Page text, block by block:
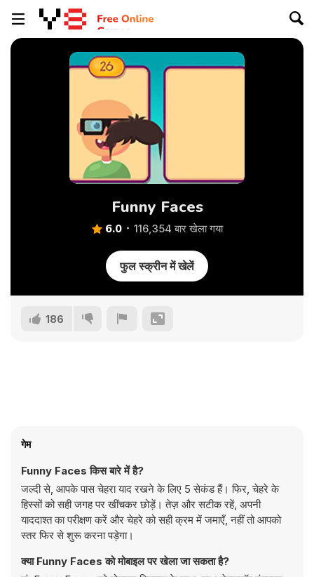
Funny Faces
6.0 116,354 बार खेला गया
फुल स्क्रीन में खेलें
186
गेम
Funny Faces किस बारे में है?
जल्दी से, आपके पास चेहरा याद रखने के लिए 5 सेकंड हैं। फिर, चेहरे के
हिस्सों को सही जगह पर खींचकर छोड़ें। तेज़ और सटीक रहें, अपनी
याददाश्त का परीक्षण करें और चेहरे को सही क्रम में जमाएँ, नहीं तो आपको
स्तर फिर से शुरू करना पड़ेगा।
क्या Funny Faces को मोबाइल पर खेला जा सकता है?